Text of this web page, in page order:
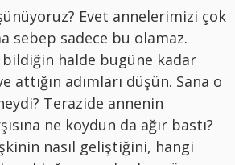
Evet annelerimizi çok
sebep sadece bu olamaz.
halde bugüne kadar
attığın adımları düşün. Sana o
Terazide annenin
ne koydun da ağır bastı?
nasıl geliştiğini, hangi